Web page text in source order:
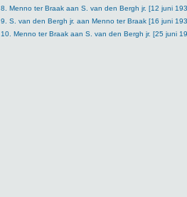
8. Menno ter Braak aan S. van den Bergh jr. [12 juni
9. S. van den Bergh jr. aan Menno ter Braak [16 juni
10. Menno ter Braak aan S. van den Bergh jr. [25 juni